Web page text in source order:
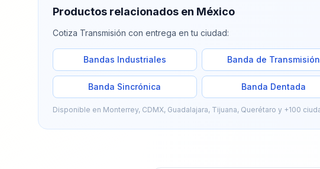
Productos relacionados en México
Cotiza Transmisión con entrega en tu ciudad:
Bandas Industriales Banda de Transmisión
Banda Sincrónica Banda Dentada
Disponible en Monterrey, CDMX, Guadalajara, Tijuana, Querétaro y +100